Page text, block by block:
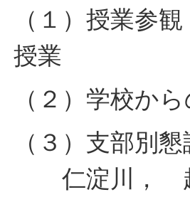
（１）授業参
授業
（２）学校か
（３）支部別
仁淀川，